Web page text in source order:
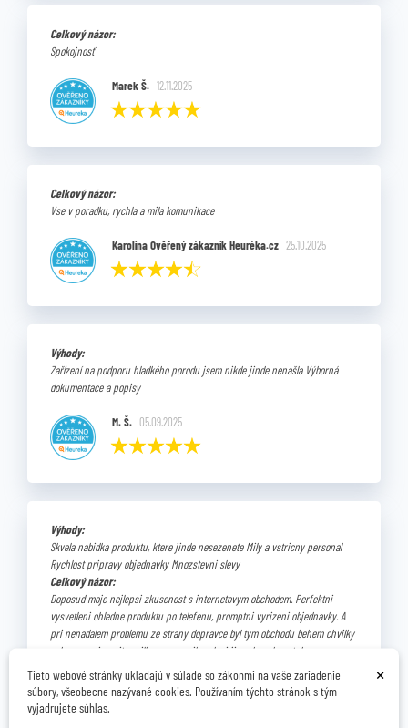
Celkový názor:
Spokojnosť
Marek Š. 12.11.2025
Celkový názor:
Vse v poradku, rychla a mila komunikace
Karolína Ověřený zákazník Heuréka.cz 25.10.2025
Výhody:
Zařízení na podporu hladkého porodu jsem nikde jinde nenašla Výborná
dokumentace a popisy
M. Š. 05.09.2025
Výhody:
Skvela nabidka produktu, ktere jinde nesezenete Mily a vstricny personal
Rychlost pripravy objednavky Mnozstevni slevy
Celkový názor:
Doposud moje nejlepsi zkusenost s internetovym obchodem. Perfektni
vysvetleni ohledne produktu po telefenu, promptni vyrizeni objednavky. A
pri nenadalem problemu ze strany dopravce byl tym obchodu behem chvilky
schopen pripravit zasilku znovu a ihned mi ji osobne dovezt domu.
L.F. Ověřený zákazník Heuréka.cz 17.08.2025 ×
Tieto webové stránky ukladajú v súlade so zákonmi na vaše zariadenie
súbory, všeobecne nazývané cookies. Používaním týchto stránok s tým
vyjadrujete súhlas.